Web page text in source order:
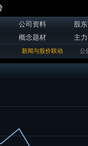
公司资料
股
概念题材 主
新闻与股价联动 公